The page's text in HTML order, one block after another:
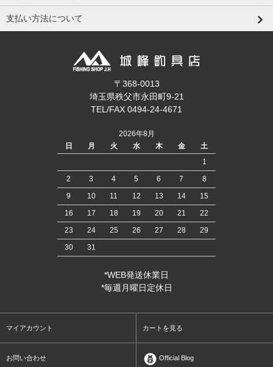
支払い方法について
〒368-0013
埼玉県秩父市永田町9-21
TEL/FAX 0494-24-4671
2026年8月
日
月 火 水 木 金
土
1
2
3 4 5 6 7
8
9
10 11 12 13 14
15
16
17 18 19 20 21
22
23
24 25 26 27 28
29
30
31
*WEB発送休業日
*毎週月曜日定休日
マイアカウント カートを見る
お問い合わせ Official Blog